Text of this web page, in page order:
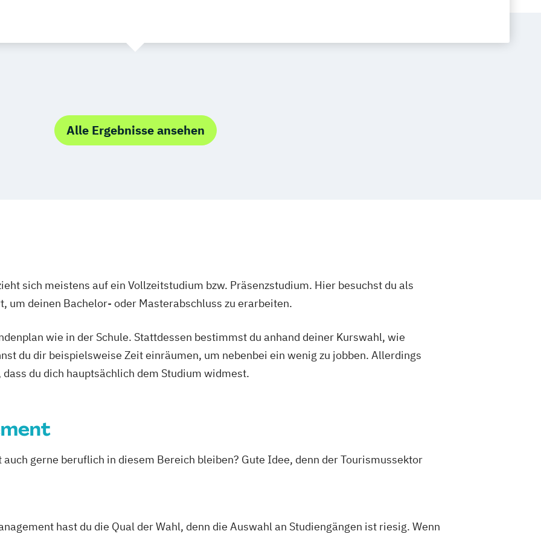
Alle Ergebnisse ansehen
sich meistens auf ein Vollzeitstudium bzw. Präsenzstudium. Hier besuchst du als
um deinen Bachelor- oder Masterabschluss zu erarbeiten.
wie in der Schule. Stattdessen bestimmst du anhand deiner Kurswahl, wie
du dir beispielsweise Zeit einräumen, um nebenbei ein wenig zu jobben. Allerdings
du dich hauptsächlich dem Studium widmest.
gerne beruflich in diesem Bereich bleiben? Gute Idee, denn der Tourismussektor
hast du die Qual der Wahl, denn die Auswahl an Studiengängen ist riesig. Wenn